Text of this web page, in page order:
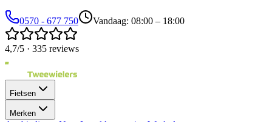
0570 - 677 750 Vandaag: 08:00 – 18:00
4,7/5 · 335 reviews
Fietsen
Merken